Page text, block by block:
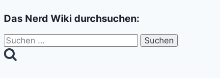
Das Nerd Wiki durchsuchen:
Suchen
nach: